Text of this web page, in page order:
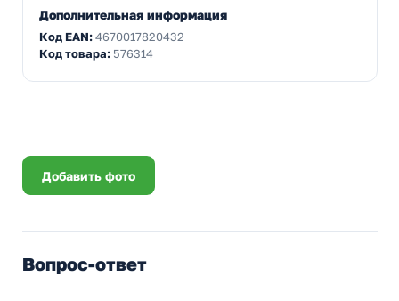
Дополнительная информация
Код EAN:4670017820432
Код товара: 576314
Добавить фото
Вопрос-ответ